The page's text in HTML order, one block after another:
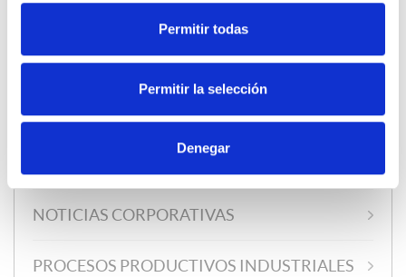
Permitir todas
Permitir la selección
Denegar
CALIDAD DEL AGUA Y CONTROL
INUNDACIONES
CASOS DE ÉXITO
NOTICIAS CORPORATIVAS
PROCESOS PRODUCTIVOS INDUSTRIALES